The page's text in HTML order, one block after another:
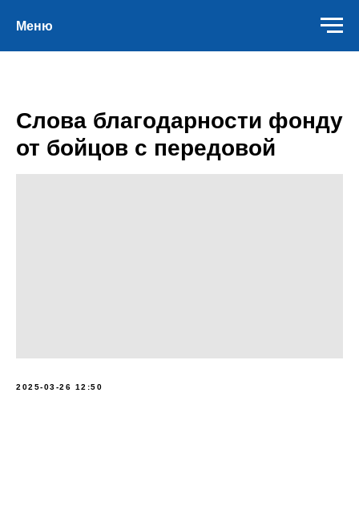
Меню
Слова благодарности фонду
от бойцов с передовой
2025-03-26 12:50